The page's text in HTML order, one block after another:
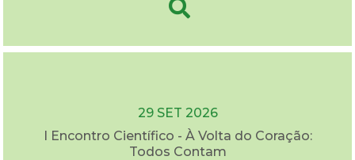
29 SET 2026
I Encontro Científico - À Volta do Coração:
Todos Contam